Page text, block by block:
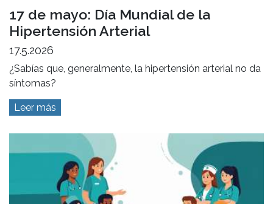
17 de mayo: Día Mundial de la
Hipertensión Arterial
17.5.2026
¿Sabías que, generalmente, la hipertensión arterial no da
síntomas?
Leer más